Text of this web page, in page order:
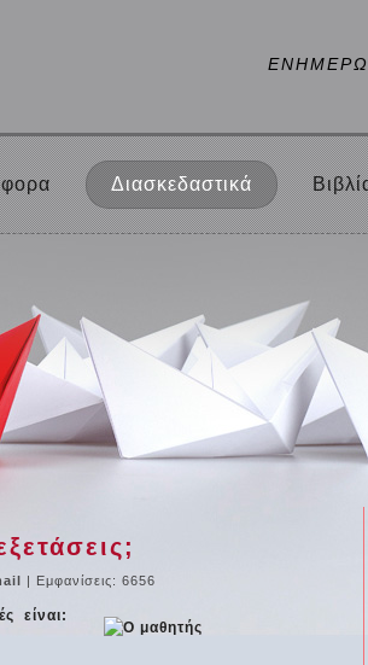
Διασκεδαστικά
| Εμφανίσεις: 6656
είναι: